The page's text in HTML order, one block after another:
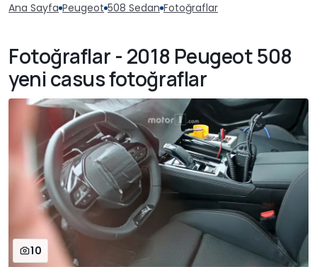
Ana Sayfa Peugeot 508 Sedan Fotoğraflar
Fotoğraflar - 2018 Peugeot 508
yeni casus fotoğraflar
10